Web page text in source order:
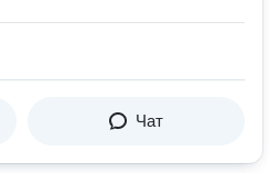
Чат